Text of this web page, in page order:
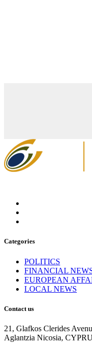
Categories
POLITICS
FINANCIAL
EUROPEAN
LOCAL NEWS
Contact us
21, Glafkos Clerides
Aglantzia Nicosia,